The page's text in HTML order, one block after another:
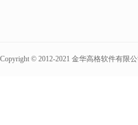
Copyright © 2012-2021 金华高格软件有限